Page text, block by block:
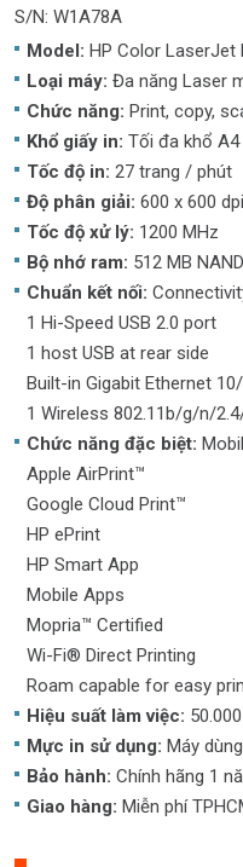
S/N: W1A78A
Model: HP Color LaserJet
Loại máy: Đa năng Laser
Chức năng: Print, copy,
Khổ giấy in: Tối đa khổ A4
Tốc độ in: 27 trang / phút
Độ phân giải: 600 x 600
Tốc độ xử lý: 1200 MHz
Bộ nhớ ram: 512 MB
Chuẩn kết nối:
1 Hi-Speed USB 2.0 port
1 host USB at rear side
Built-in Gigabit Ethernet
1 Wireless 802.11b/g/n/
Chức năng đặc biệt:
Apple AirPrint™
Google Cloud Print™
HP ePrint
HP Smart App
Mobile Apps
Mopria™ Certified
Wi-Fi® Direct Printing
Roam capable for easy
Hiệu suất làm việc:
Mực in sử dụng: Máy
Bảo hành: Chính hãng 1
Giao hàng: Miễn phí